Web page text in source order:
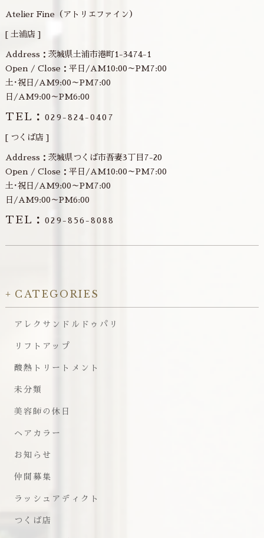
Atelier Fine（アトリエファイン）
[ 土浦店 ]
Address：茨城県土浦市港町1-3474-1
Open / Close：平日/AM10:00～PM7:00
土･祝日/AM9:00～PM7:00
日/AM9:00～PM6:00
TEL：029-824-0407
[ つくば店 ]
Address：茨城県つくば市吾妻3丁目7-20
Open / Close：平日/AM10:00～PM7:00
土･祝日/AM9:00～PM7:00
日/AM9:00～PM6:00
TEL：029-856-8088
CATEGORIES
アレクサンドルドゥパリ
リフトアップ
酸熱トリートメント
未分類
美容師の休日
ヘアカラー
お知らせ
仲間募集
ラッシュアディクト
つくば店